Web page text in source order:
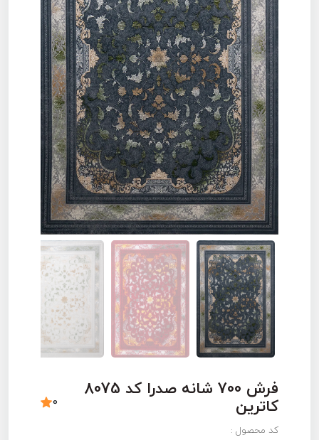
فرش 700 شانه صدرا کد 8075
کاترین
0
کد محصول :